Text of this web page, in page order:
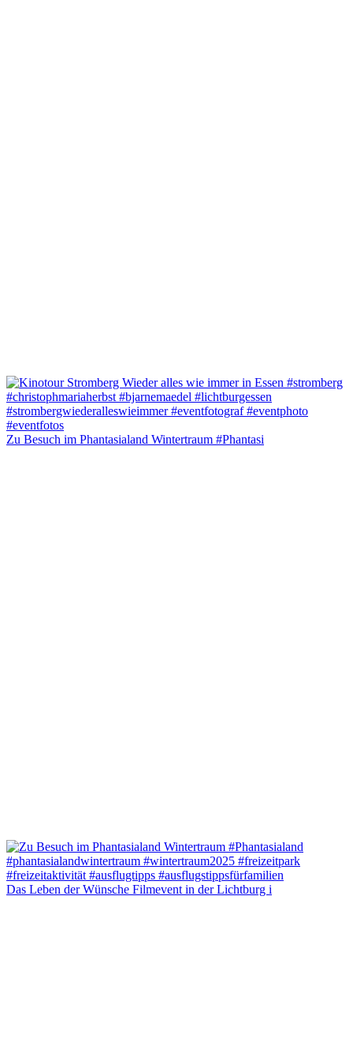
Zu Besuch im Phantasialand Wintertraum #Phantasi
Das Leben der Wünsche Filmevent in der Lichtburg i